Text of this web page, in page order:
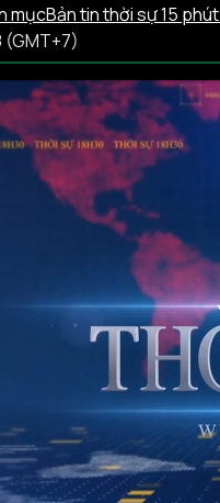
mụcBản tin thời sự 15 phút
(GMT+7)